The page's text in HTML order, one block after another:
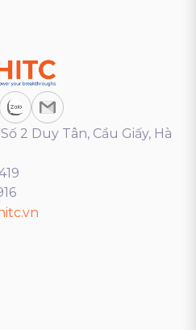
2 Duy Tân, Cầu Giấy, Hà